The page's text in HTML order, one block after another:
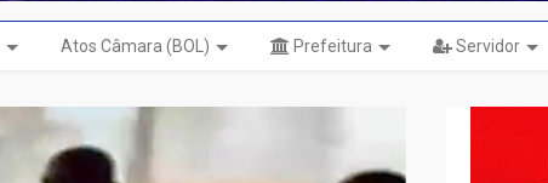
Atos Câmara (BOL) Prefeitura Servidor